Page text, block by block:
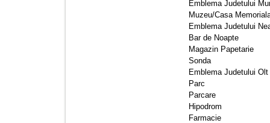
Emblema Judetului
Muzeu/Casa
Emblema Judetului
Bar de Noapte
Magazin Papetarie
Sonda
Emblema Judetului Olt
Parc
Parcare
Hipodrom
Farmacie